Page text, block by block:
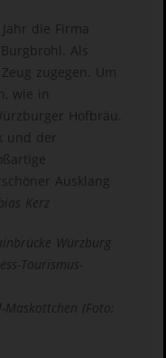
die Firma
Als
zugegen. Um
wie in
Hofbräu.
und der
Ausklang
Kerz
Würzburg
Tourismus-
(Foto: